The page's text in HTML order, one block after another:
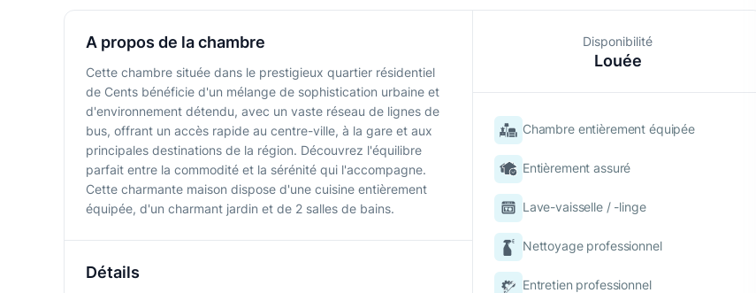
A propos de la chambre
Cette chambre située dans le prestigieux quartier résidentiel
de Cents bénéficie d'un mélange de sophistication urbaine et
d'environnement détendu, avec un vaste réseau de lignes de
bus, offrant un accès rapide au centre-ville, à la gare et aux
principales destinations de la région. Découvrez l'équilibre
parfait entre la commodité et la sérénité qui l'accompagne.
Cette charmante maison dispose d'une cuisine entièrement
équipée, d'un charmant jardin et de 2 salles de bains.
Détails
Disponibilité
Louée
Chambre entièrement équipée
Entièrement assuré
Lave-vaisselle / -linge
Nettoyage professionnel
Entretien professionnel